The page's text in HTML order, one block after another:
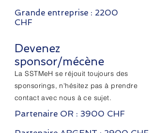
Grande entreprise : 2200
CHF
Devenez
sponsor/mécène
La SSTMeH se réjouit toujours des
sponsorings, n'hésitez pas à prendre
contact avec nous à ce sujet.
Partenaire OR : 3900 CHF